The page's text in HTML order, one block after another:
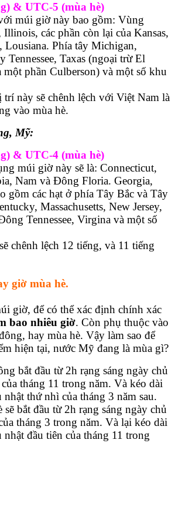
& UTC-5 (mùa hè)
múi giờ này bao gồm: Vùng
các phần còn lại của Kansas,
Lousiana. Phía tây Michigan,
Tennessee, Taxas (ngoại trừ El
một phần Culberson) và một số khu
trí này sẽ chênh lệch với Việt Nam là
vào mùa hè.
Mỹ:
& UTC-4 (mùa hè)
múi giờ này sẽ là: Connecticut,
Nam và Đông Floria. Georgia,
gồm các hạt ở phía Tây Bắc và Tây
Massachusetts, New Jersey,
Tennessee, Virgina và một số
chênh lệch 12 tiếng, và 11 tiếng
giờ mùa hè.
giờ, để có thể xác định chính xác
bao nhiêu giờ. Còn phụ thuộc vào
hay mùa hè. Vậy làm sao để
hiện tại, nước Mỹ đang là mùa gì?
bắt đầu từ 2h rạng sáng ngày chủ
tháng 11 trong năm. Và kéo dài
nhật thứ nhì của tháng 3 năm sau.
sẽ bắt đầu từ 2h rạng sáng ngày chủ
tháng 3 trong năm. Và lại kéo dài
nhật đầu tiên của tháng 11 trong